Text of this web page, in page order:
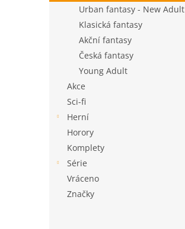
Urban fantasy - New Adult
Klasická fantasy
Akční fantasy
Česká fantasy
Young Adult
Akce
Sci-fi
Herní
Horory
Komplety
Série
Vráceno
Značky